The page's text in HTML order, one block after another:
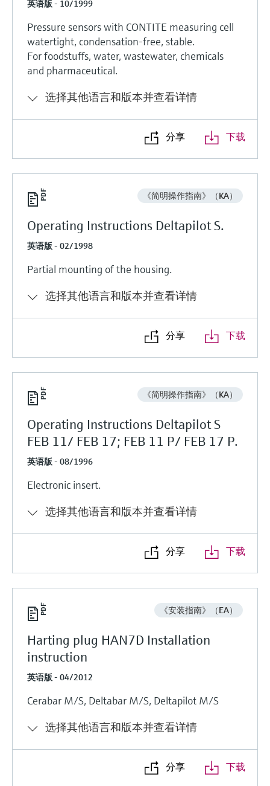
英语版 - 10/1999
Pressure sensors with CONTITE measuring cell
watertight, condensation-free, stable.
For foodstuffs, water, wastewater, chemicals
and pharmaceutical.
选择其他语言和版本并查看详情
分享 下载
《简明操作指南》（KA）
Operating Instructions Deltapilot S.
英语版 - 02/1998
Partial mounting of the housing.
选择其他语言和版本并查看详情
分享 下载
《简明操作指南》（KA）
Operating Instructions Deltapilot S
FEB 11/ FEB 17; FEB 11 P/ FEB 17 P.
英语版 - 08/1996
Electronic insert.
选择其他语言和版本并查看详情
分享 下载
《安装指南》（EA）
Harting plug HAN7D Installation
instruction
英语版 - 04/2012
Cerabar M/S, Deltabar M/S, Deltapilot M/S
选择其他语言和版本并查看详情
分享 下载